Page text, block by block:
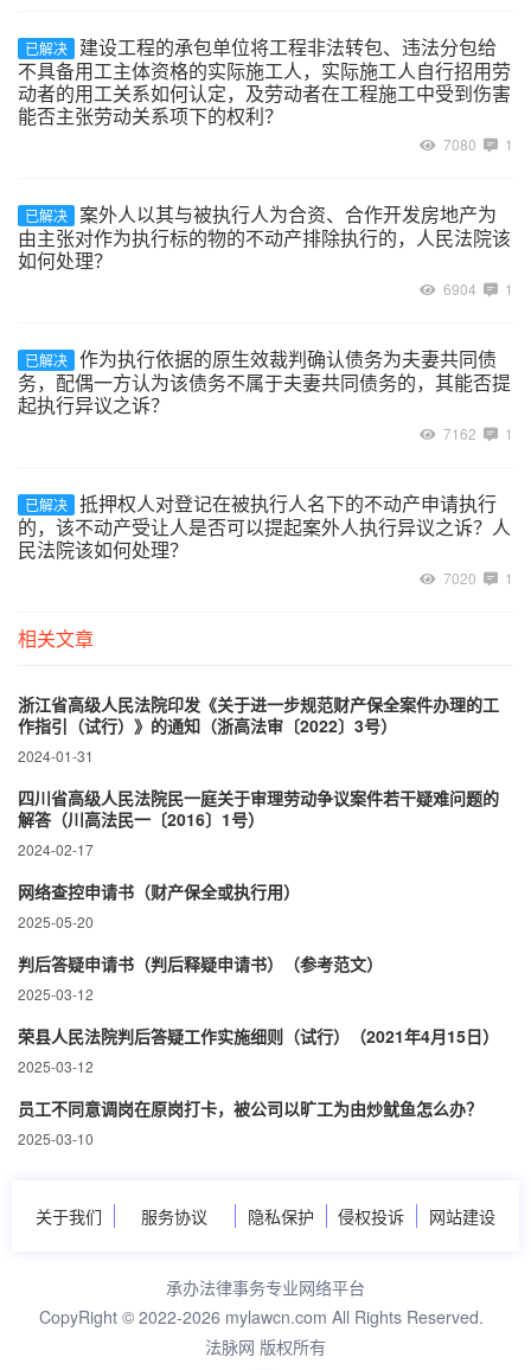
已解决
建设工程的承包单位将工程非法转包、违法分包给
不具备用工主体资格的实际施工人，实际施工人自行招用劳
动者的用工关系如何认定，及劳动者在工程施工中受到伤害
能否主张劳动关系项下的权利？
7080 1
已解决 案外人以其与被执行人为合资、合作开发房地产为
由主张对作为执行标的物的不动产排除执行的，人民法院该
如何处理？
6904 1
已解决 作为执行依据的原生效裁判确认债务为夫妻共同债
务，配偶一方认为该债务不属于夫妻共同债务的，其能否提
起执行异议之诉？
7162 1
已解决 抵押权人对登记在被执行人名下的不动产申请执行
的，该不动产受让人是否可以提起案外人执行异议之诉？人
民法院该如何处理？
7020 1
相关文章
浙江省高级人民法院印发《关于进一步规范财产保全案件办理的工
作指引（试行）》的通知（浙高法审〔2022〕3号）
2024-01-31
四川省高级人民法院民一庭关于审理劳动争议案件若干疑难问题的
解答（川高法民一〔2016〕1号）
2024-02-17
网络查控申请书（财产保全或执行用）
2025-05-20
判后答疑申请书（判后释疑申请书）（参考范文）
2025-03-12
荣县人民法院判后答疑工作实施细则（试行）（2021年4月15日）
2025-03-12
员工不同意调岗在原岗打卡，被公司以旷工为由炒鱿鱼怎么办？
2025-03-10
关于我们 服务协议 隐私保护 侵权投诉 网站建设
承办法律事务专业网络平台
CopyRight © 2022-2026 mylawcn.com All Rights Reserved.
法脉网 版权所有